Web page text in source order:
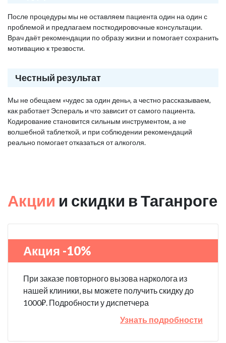
После процедуры мы не оставляем пациента один на один с
проблемой и предлагаем посткодировочные консультации.
Врач даёт рекомендации по образу жизни и помогает сохранить
мотивацию к трезвости.
Честный результат
Мы не обещаем «чудес за один день», а честно рассказываем,
как работает Эспераль и что зависит от самого пациента.
Кодирование становится сильным инструментом, а не
волшебной таблеткой, и при соблюдении рекомендаций
реально помогает отказаться от алкоголя.
Акции и скидки в Таганроге
Акция -10%
При заказе повторного вызова нарколога из
нашей клиники, вы можете получить скидку до
1000₽. Подробности у диспетчера
Узнать подробности